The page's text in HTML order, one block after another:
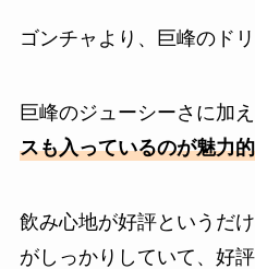
ゴンチャより、巨峰のド
巨峰のジューシーさに加え
スも入っているのが魅力
飲み心地が好評というだ
がしっかりしていて、好評